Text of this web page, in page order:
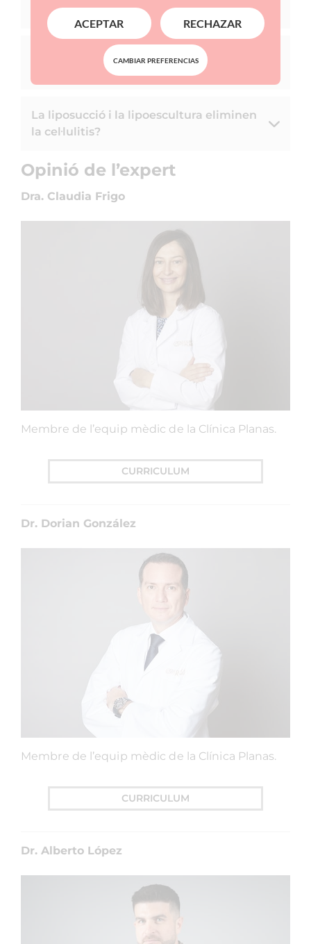
intervenció?
Es pot utilitzar algun cosmètic per
ajudar a que les cicatrius millorin?
La liposucció i la lipoescultura eliminen
la cel·lulitis?
Opinió de l’expert
Dra. Claudia Frigo
Membre de l’equip mèdic de la Clínica Planas.
CURRICULUM
Dr. Dorian González
Membre de l’equip mèdic de la Clínica Planas.
CURRICULUM
Dr. Alberto López
ACEPTAR RECHAZAR
CAMBIAR PREFERENCIAS